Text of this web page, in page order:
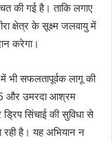
की गई है। ताकि लगाए
क्षेत्र के सूक्ष्म जलवायु में
करेगा।
भी सफलतापूर्वक लागू की
और उमरदा आश्रम
सिंचाई की सुविधा से
रही है। यह अभियान न